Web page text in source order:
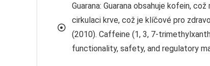
Guarana: Guarana obsahuje kofein,
cirkulaci krve, což je klíčové pro
(2010). Caffeine (1, 3, 7-
functionality, safety, and regulatory